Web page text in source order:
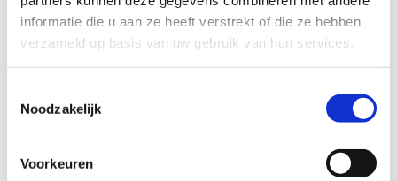
informatie die u aan ze heeft verstrekt of die ze hebben
verzameld op basis van uw gebruik van hun services.
Noodzakelijk
Voorkeuren
Een knipkaart wordt ingezet wanneer:
de interventie de leerkracht of het team versterkt in de
dagelijkse praktijk;
door samen lessen voor te bereiden, uit te voeren of te